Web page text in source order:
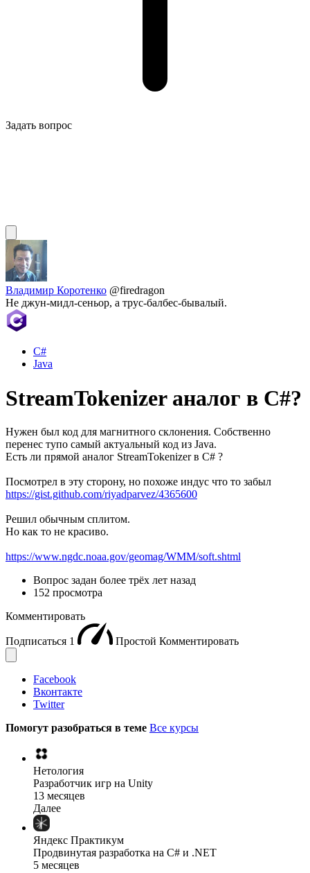
Задать вопрос
Владимир Коротенко @firedragon
Не джун-мидл-сеньор, а трус-балбес-бывалый.
C#
Java
StreamTokenizer аналог в C#?
Нужен был код для магнитного склонения. Собственно
перенес тупо самый актуальный код из Java.
Есть ли прямой аналог StreamTokenizer в C# ?
Посмотрел в эту сторону, но похоже индус что то забыл
https://gist.github.com/riyadparvez/4365600
Решил обычным сплитом.
Но как то не красиво.
https://www.ngdc.noaa.gov/geomag/WMM/soft.shtml
Вопрос задан более трёх лет назад
152 просмотра
Комментировать
Подписаться 1 Простой Комментировать
Facebook
Вконтакте
Twitter
Помогут разобраться в теме Все курсы
Нетология
Разработчик игр на Unity
13 месяцев
Далее
Яндекс Практикум
Продвинутая разработка на C# и .NET
5 месяцев